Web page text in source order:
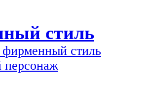
стиль
стиль